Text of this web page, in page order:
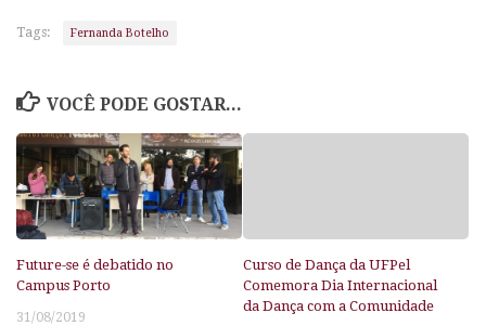
Tags: Fernanda Botelho
VOCÊ PODE GOSTAR...
Future-se é debatido no
Campus Porto
31/08/2019
Curso de Dança da UFPel
Comemora Dia Internacional
da Dança com a Comunidade